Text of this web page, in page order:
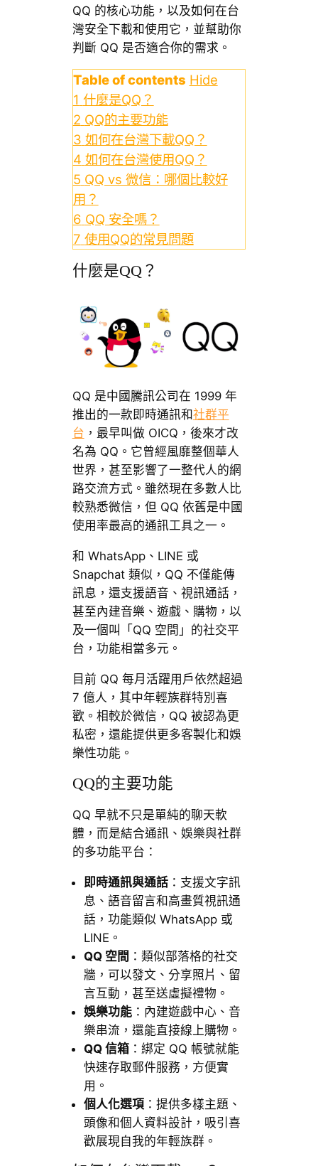
QQ 的核心功能，以及如何在台
灣安全下載和使用它，並幫助你
判斷 QQ 是否適合你的需求。
Table of contents Hide
1 什麼是QQ？
2 QQ的主要功能
3 如何在台灣下載QQ？
4 如何在台灣使用QQ？
5 QQ vs 微信：哪個比較好
用？
6 QQ 安全嗎？
7 使用QQ的常見問題
什麼是QQ？
QQ 是中國騰訊公司在 1999 年
推出的一款即時通訊和社群平
台 ，最早叫做 OICQ，後來才改
名為 QQ。它曾經風靡整個華人
世界，甚至影響了一整代人的網
路交流方式。雖然現在多數人比
較熟悉微信，但 QQ 依舊是中國
使用率最高的通訊工具之一。
和 WhatsApp、LINE 或
Snapchat 類似，QQ 不僅能傳
訊息，還支援語音、視訊通話，
甚至內建音樂、遊戲、購物，以
及一個叫「QQ 空間」的社交平
台，功能相當多元。
目前 QQ 每月活躍用戶依然超過
7 億人，其中年輕族群特別喜
歡。相較於微信，QQ 被認為更
私密，還能提供更多客製化和娛
樂性功能。
QQ的主要功能
QQ 早就不只是單純的聊天軟
體，而是結合通訊、娛樂與社群
的多功能平台：
即時通訊與通話：支援文字訊
息、語音留言和高畫質視訊通
話，功能類似 WhatsApp 或
LINE。
QQ 空間 ：類似部落格的社交
牆，可以發文、分享照片、留
言互動，甚至送虛擬禮物。
娛樂功能：內建遊戲中心、音
樂串流，還能直接線上購物。
QQ 信箱：綁定 QQ 帳號就能
快速存取郵件服務，方便實
用。
個人化選項：提供多樣主題、
頭像和個人資料設計，吸引喜
歡展現自我的年輕族群。